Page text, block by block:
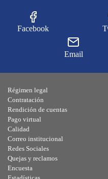
Facebook
Email
Régimen legal
Contratación
Rendición de cuentas
Pago virtual
Calidad
Correo institucional
Redes Sociales
Quejas y reclamos
Encuesta